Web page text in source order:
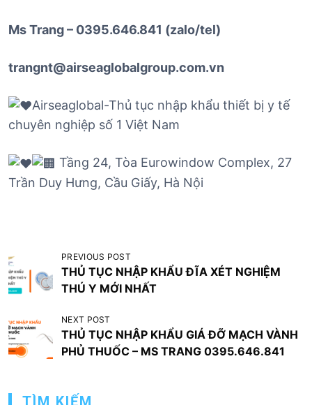
Ms Trang – 0395.646.841 (zalo/tel)
trangnt@airseaglobalgroup.com.vn
Airseaglobal-Thủ tục nhập khẩu thiết bị y tế
chuyên nghiệp số 1 Việt Nam
Tầng 24, Tòa Eurowindow Complex, 27
Trần Duy Hưng, Cầu Giấy, Hà Nội
Đ
i
u
h
PREVIOUS POST
THỦ TỤC NHẬP KHẨU ĐĨA XÉT NGHIỆM
THÚ Y MỚI NHẤT
NEXT POST
THỦ TỤC NHẬP KHẨU GIÁ ĐỠ MẠCH VÀNH
PHỦ THUỐC – MS TRANG 0395.646.841
TÌM KIẾM